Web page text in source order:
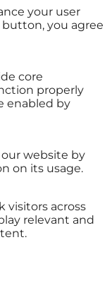
your user
you agree
core
properly
enabled by
website by
on its usage.
visitors across
relevant and